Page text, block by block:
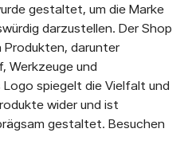
gestaltet, um die Marke
darzustellen. Der Shop
darunter
Werkzeuge und
spiegelt die Vielfalt und
wider und ist
gestaltet. Besuchen